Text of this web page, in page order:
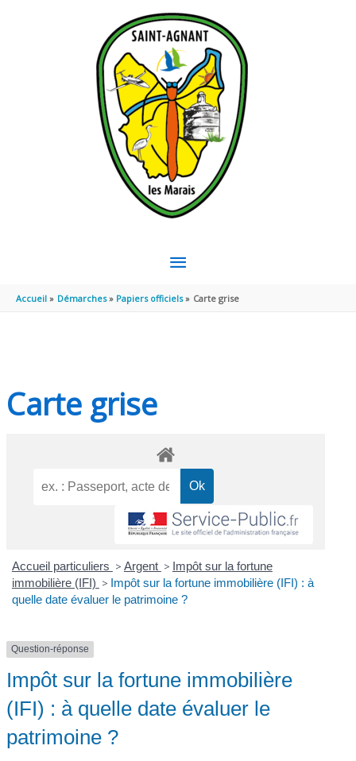
MENU
PRINCIPAL
Accueil Démarches Papiers officiels Carte grise
Carte grise
Accueil particuliers > Argent > Impôt sur la fortune
immobilière (IFI) > Impôt sur la fortune immobilière (IFI) : à
quelle date évaluer le patrimoine ?
Question-réponse
Impôt sur la fortune immobilière
(IFI) : à quelle date évaluer le
patrimoine ?